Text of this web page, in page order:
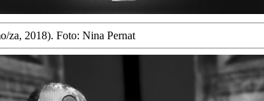
za, 2018). Foto: Nina Pernat